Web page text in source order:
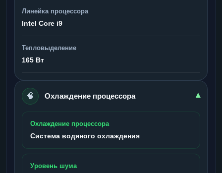
Линейка процессора
Intel Core i9
Тепловыделение
165 Вт
🧠 Охлаждение процессора ▾
Охлаждение процессора
Система водяного охлаждения
Уровень шума